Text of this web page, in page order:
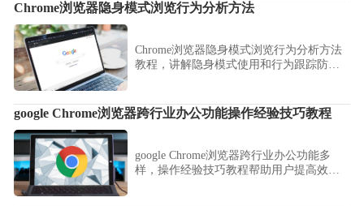
Chrome浏览器隐身模式浏览行为分析方法
Chrome浏览器隐身模式浏览行为分析方法
教程，讲解隐身模式使用和行为跟踪防护
google Chrome浏览器跨行业办公功能操作经验技巧教程
google Chrome浏览器跨行业办公功能多
样，操作经验技巧教程帮助用户提高效